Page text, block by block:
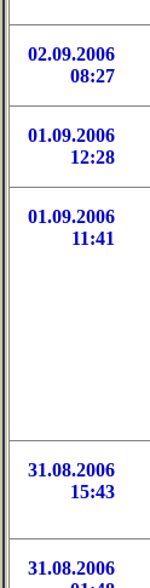
02.09.2006
08:27
01.09.2006
12:28
01.09.2006
11:41
31.08.2006
15:43
31.08.2006